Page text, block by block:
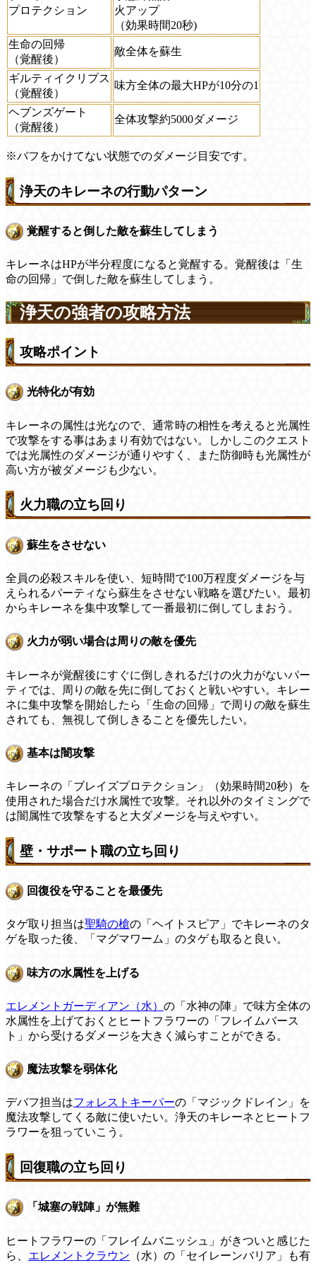
プロテクション
火アップ
（効果時間20秒)
生命の回帰
（覚醒後）
敵全体を蘇生
ギルティイクリプス
（覚醒後）
味方全体の最大HPが10分の1
ヘブンズゲート
（覚醒後）
全体攻撃約5000ダメージ
※バフをかけてない状態でのダメージ目安です。
浄天のキレーネの行動パターン
覚醒すると倒した敵を蘇生してしまう
キレーネはHPが半分程度になると覚醒する。覚醒後は「生
命の回帰」で倒した敵を蘇生してしまう。
浄天の強者の攻略方法
攻略ポイント
光特化が有効
キレーネの属性は光なので、通常時の相性を考えると光属性
で攻撃をする事はあまり有効ではない。しかしこのクエスト
では光属性のダメージが通りやすく、また防御時も光属性が
高い方が被ダメージも少ない。
火力職の立ち回り
蘇生をさせない
全員の必殺スキルを使い、短時間で100万程度ダメージを与
えられるパーティなら蘇生をさせない戦略を選びたい。最初
からキレーネを集中攻撃して一番最初に倒してしまおう。
火力が弱い場合は周りの敵を優先
キレーネが覚醒後にすぐに倒しきれるだけの火力がないパー
ティでは、周りの敵を先に倒しておくと戦いやすい。キレー
ネに集中攻撃を開始したら「生命の回帰」で周りの敵を蘇生
されても、無視して倒しきることを優先したい。
基本は闇攻撃
キレーネの「ブレイズプロテクション」（効果時間20秒）を
使用された場合だけ水属性で攻撃。それ以外のタイミングで
は闇属性で攻撃をすると大ダメージを与えやすい。
壁・サポート職の立ち回り
回復役を守ることを最優先
タゲ取り担当は聖騎の槍の「ヘイトスピア」でキレーネのタ
ゲを取った後、「マグマワーム」のタゲも取ると良い。
味方の水属性を上げる
エレメントガーディアン（水） の「水神の陣」で味方全体の
水属性を上げておくとヒートフラワーの「フレイムバース
ト」から受けるダメージを大きく減らすことができる。
魔法攻撃を弱体化
デバフ担当はフォレストキーパーの「マジックドレイン」を
魔法攻撃してくる敵に使いたい。浄天のキレーネとヒートフ
ラワーを狙っていこう。
回復職の立ち回り
「城塞の戦陣」が無難
ヒートフラワーの「フレイムバニッシュ」がきついと感じた
ら、 エレメントクラウン （水）の「セイレーンバリア」も有